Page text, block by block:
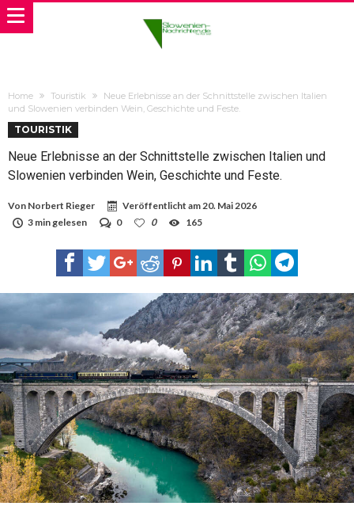
Home Touristik
Neue Erlebnisse an der Schnittstelle zwischen Italien
und Slowenien verbinden Wein, Geschichte und Feste.
TOURISTIK
Neue Erlebnisse an der Schnittstelle zwischen Italien und
Slowenien verbinden Wein, Geschichte und Feste.
Von Norbert Rieger Veröffentlicht am20. Mai 2026
3 min gelesen
0 0 165